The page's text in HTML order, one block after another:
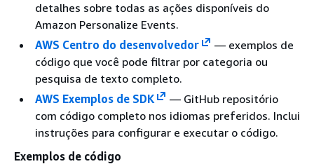
detalhes sobre todas as ações disponíveis do
Amazon Personalize Events.
AWS Centro do desenvolvedor
— exemplos de
código que você pode filtrar por categoria ou
pesquisa de texto completo.
AWS Exemplos de SDK
— GitHub repositório
com código completo nos idiomas preferidos. Inclui
instruções para configurar e executar o código.
Exemplos de código